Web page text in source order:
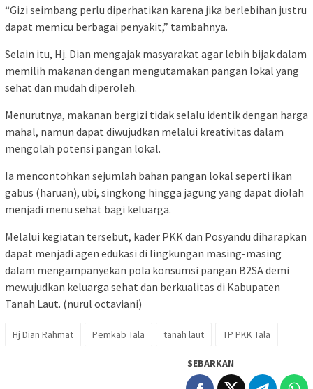
“Gizi seimbang perlu diperhatikan karena jika berlebihan justru
dapat memicu berbagai penyakit,” tambahnya.
Selain itu, Hj. Dian mengajak masyarakat agar lebih bijak dalam
memilih makanan dengan mengutamakan pangan lokal yang
sehat dan mudah diperoleh.
Menurutnya, makanan bergizi tidak selalu identik dengan harga
mahal, namun dapat diwujudkan melalui kreativitas dalam
mengolah potensi pangan lokal.
Ia mencontohkan sejumlah bahan pangan lokal seperti ikan
gabus (haruan), ubi, singkong hingga jagung yang dapat diolah
menjadi menu sehat bagi keluarga.
Melalui kegiatan tersebut, kader PKK dan Posyandu diharapkan
dapat menjadi agen edukasi di lingkungan masing-masing
dalam mengampanyekan pola konsumsi pangan B2SA demi
mewujudkan keluarga sehat dan berkualitas di Kabupaten
Tanah Laut. (nurul octaviani)
Hj Dian Rahmat Pemkab Tala tanah laut TP PKK Tala
SEBARKAN